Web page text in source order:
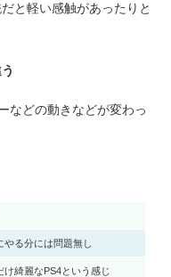
と軽い感触があったりと
などの動きなどが変わっ
やる分には問題無し
け綺麗なPS4という感じ